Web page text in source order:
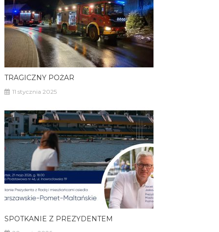
TRAGICZNY POŻAR
11 stycznia 2025
SPOTKANIE Z PREZYDENTEM